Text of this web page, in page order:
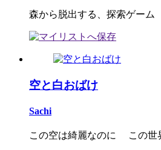
森から脱出する、探索ゲーム
空と白おばけ
Sachi
この空は綺麗なのに この世